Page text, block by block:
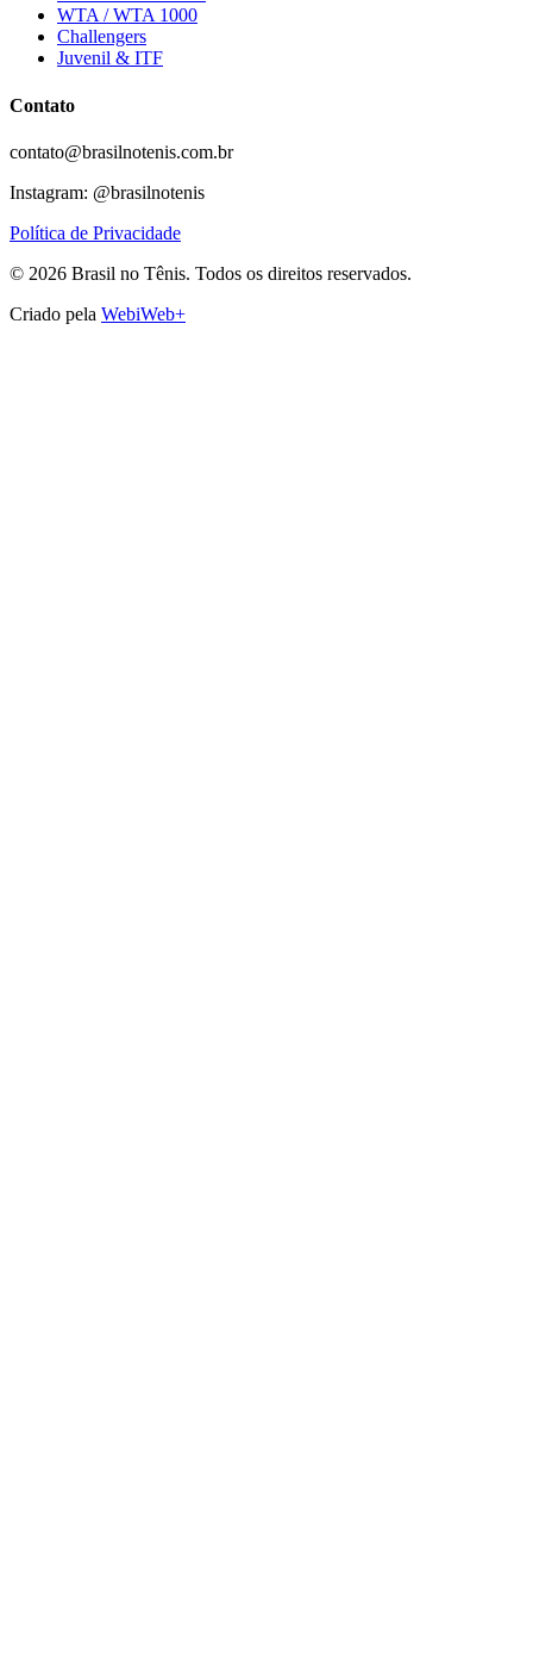
WTA / WTA 1000
Challengers
Juvenil & ITF
Contato
contato@brasilnotenis.com.br
Instagram: @brasilnotenis
Política de Privacidade
© 2026 Brasil no Tênis. Todos os direitos reservados.
Criado pela WebiWeb+